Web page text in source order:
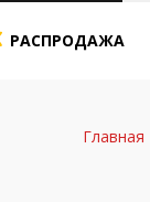
РАСПРОДАЖА
Главная